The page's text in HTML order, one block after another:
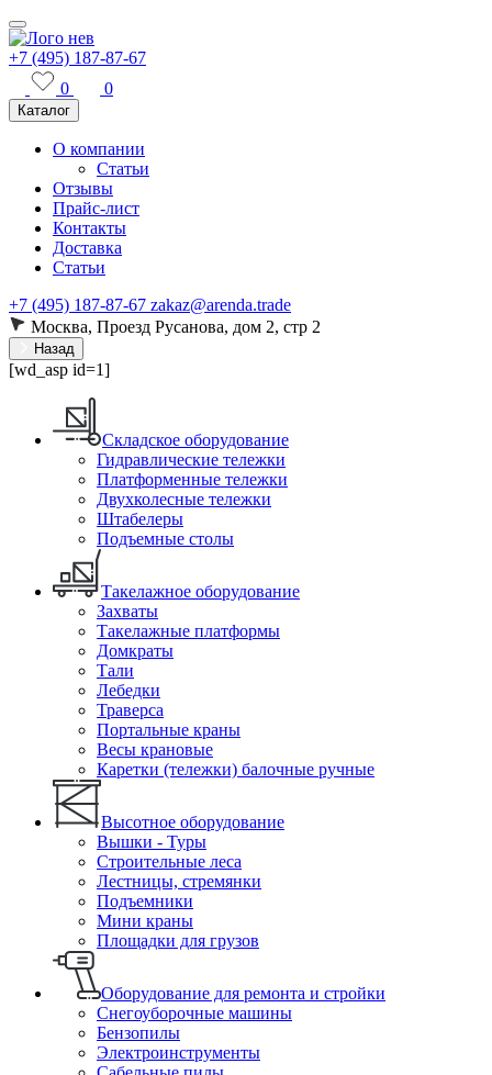
+7 (495) 187-87-67
0
0
Каталог
О компании
Статьи
Отзывы
Прайс-лист
Контакты
Доставка
Статьи
+7 (495) 187-87-67 zakaz@arenda.trade
Москва, Проезд Русанова, дом 2, стр 2
Назад
[wd_asp id=1]
Складское оборудование
Гидравлические тележки
Платформенные тележки
Двухколесные тележки
Штабелеры
Подъемные столы
Такелажное оборудование
Захваты
Такелажные платформы
Домкраты
Тали
Лебедки
Траверса
Портальные краны
Весы крановые
Каретки (тележки) балочные ручные
Высотное оборудование
Вышки - Туры
Строительные леса
Лестницы, стремянки
Подъемники
Мини краны
Площадки для грузов
Оборудование для ремонта и стройки
Снегоуборочные машины
Бензопилы
Электроинструменты